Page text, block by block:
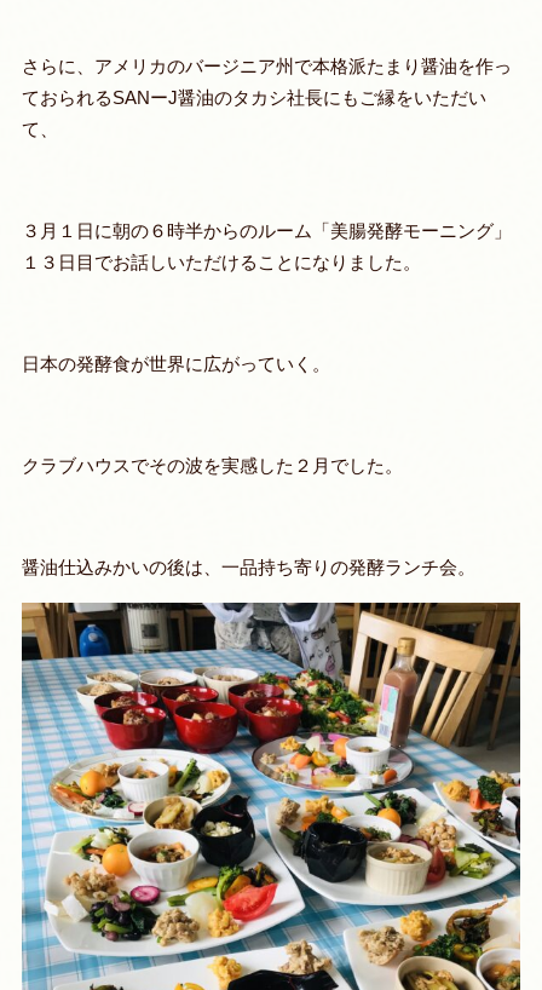
さらに、アメリカのバージニア州で本格派たまり醤油を作っ
ておられるSANーJ醤油のタカシ社長にもご縁をいただい
て、
３月１日に朝の６時半からのルーム「美腸発酵モーニング」
１３日目でお話しいただけることになりました。
日本の発酵食が世界に広がっていく。
クラブハウスでその波を実感した２月でした。
醤油仕込みかいの後は、一品持ち寄りの発酵ランチ会。